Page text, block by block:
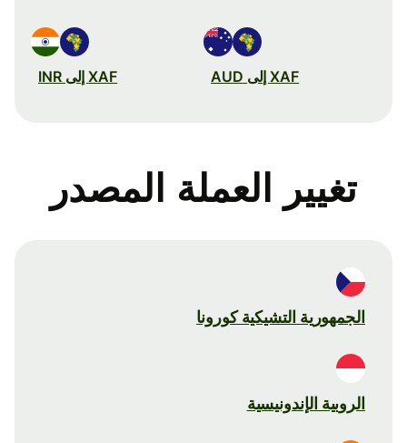
XAF إلى AUD XAF إلى INR
تغيير العملة المصدر
الجمهورية التشيكية كورونا
الروبية الإندونيسية